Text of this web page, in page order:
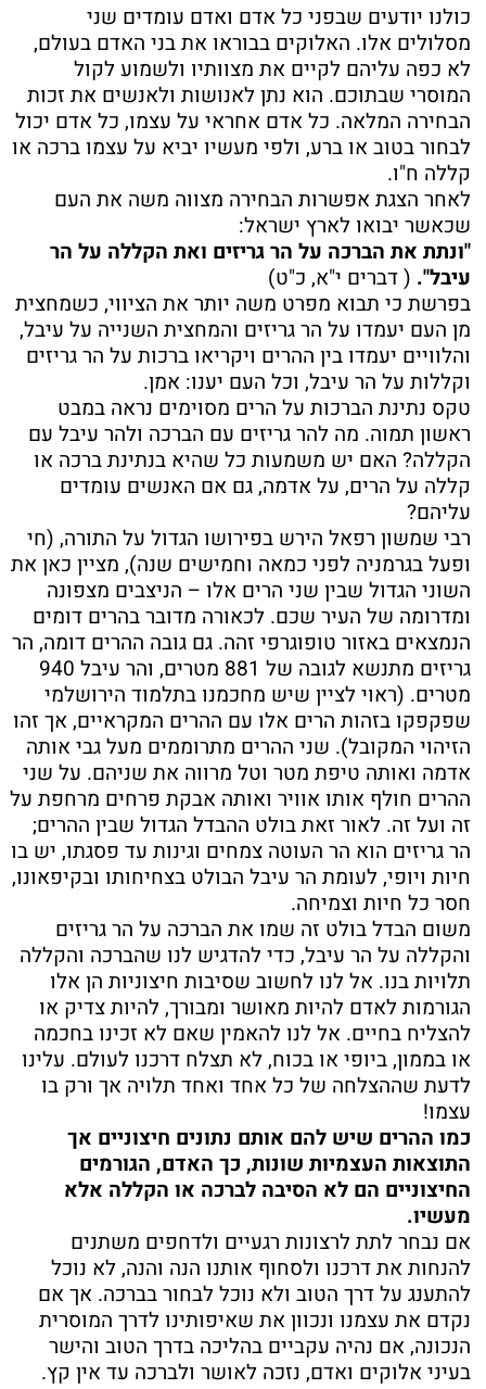
כולנו יודעים שבפני כל אדם ואדם עומדים שני
מסלולים אלו. האלוקים בבוראו את בני האדם בעולם,
לא כפה עליהם לקיים את מצוותיו ולשמוע לקול
המוסרי שבתוכם. הוא נתן לאנושות ולאנשים את זכות
הבחירה המלאה. כל אדם אחראי על עצמו, כל אדם יכול
לבחור בטוב או ברע, ולפי מעשיו יביא על עצמו ברכה או
קללה ח"ו.
לאחר הצגת אפשרות הבחירה מצווה משה את העם
שכאשר יבואו לארץ ישראל:
"ונתת את הברכה על הר גריזים ואת הקללה על הר
עיבל". ( דברים י"א, כ"ט)
בפרשת כי תבוא מפרט משה יותר את הציווי, כשמחצית
מן העם יעמדו על הר גריזים והמחצית השנייה על עיבל,
והלוויים יעמדו בין ההרים ויקריאו ברכות על הר גריזים
וקללות על הר עיבל, וכל העם יענו: אמן.
טקס נתינת הברכות על הרים מסוימים נראה במבט
ראשון תמוה. מה להר גריזים עם הברכה ולהר עיבל עם
הקללה? האם יש משמעות כל שהיא בנתינת ברכה או
קללה על הרים, על אדמה, גם אם האנשים עומדים
עליהם?
רבי שמשון רפאל הירש בפירושו הגדול על התורה, (חי
ופעל בגרמניה לפני כמאה וחמישים שנה), מציין כאן את
השוני הגדול שבין שני הרים אלו – הניצבים מצפונה
ומדרומה של העיר שכם. לכאורה מדובר בהרים דומים
הנמצאים באזור טופוגרפי זהה. גם גובה ההרים דומה, הר
גריזים מתנשא לגובה של 881 מטרים, והר עיבל 940
מטרים. (ראוי לציין שיש מחכמנו בתלמוד הירושלמי
שפקפקו בזהות הרים אלו עם ההרים המקראיים, אך זהו
הזיהוי המקובל). שני ההרים מתרוממים מעל גבי אותה
אדמה ואותה טיפת מטר וטל מרווה את שניהם. על שני
ההרים חולף אותו אוויר ואותה אבקת פרחים מרחפת על
זה ועל זה. לאור זאת בולט ההבדל הגדול שבין ההרים;
הר גריזים הוא הר העוטה צמחים וגינות עד פסגתו, יש בו
חיות ויופי, לעומת הר עיבל הבולט בצחיחותו ובקיפאונו,
חסר כל חיות וצמיחה.
משום הבדל בולט זה שמו את הברכה על הר גריזים
והקללה על הר עיבל, כדי להדגיש לנו שהברכה והקללה
תלויות בנו. אל לנו לחשוב שסיבות חיצוניות הן אלו
הגורמות לאדם להיות מאושר ומבורך, להיות צדיק או
להצליח בחיים. אל לנו להאמין שאם לא זכינו בחכמה
או בממון, ביופי או בכוח, לא תצלח דרכנו לעולם. עלינו
לדעת שההצלחה של כל אחד ואחד תלויה אך ורק בו
עצמו!
כמו ההרים שיש להם אותם נתונים חיצוניים אך
התוצאות העצמיות שונות, כך האדם, הגורמים
החיצוניים הם לא הסיבה לברכה או הקללה אלא
מעשיו.
אם נבחר לתת לרצונות רגעיים ולדחפים משתנים
להנחות את דרכנו ולסחוף אותנו הנה והנה, לא נוכל
להתענג על דרך הטוב ולא נוכל לבחור בברכה. אך אם
נקדם את עצמנו ונכוון את שאיפותינו לדרך המוסרית
הנכונה, אם נהיה עקביים בהליכה בדרך הטוב והישר
בעיני אלוקים ואדם, נזכה לאושר ולברכה עד אין קץ.